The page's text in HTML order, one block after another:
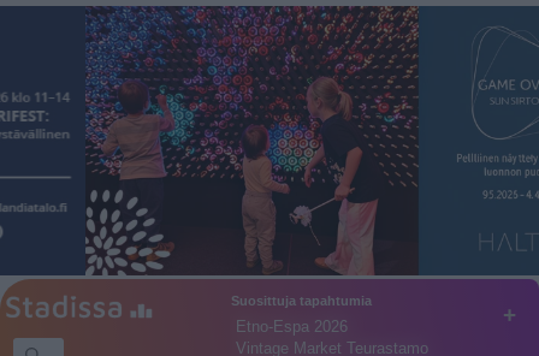
+
Suosittuja tapahtumia
Etno-Espa 2026
Vintage Market Teurastamo